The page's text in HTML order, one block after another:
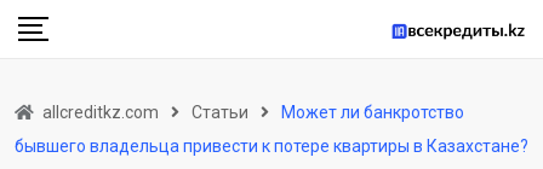
Skip
allcreditkz.com Статьи
Может ли банкротство
бывшего владельца привести к потере квартиры в Казахстане?